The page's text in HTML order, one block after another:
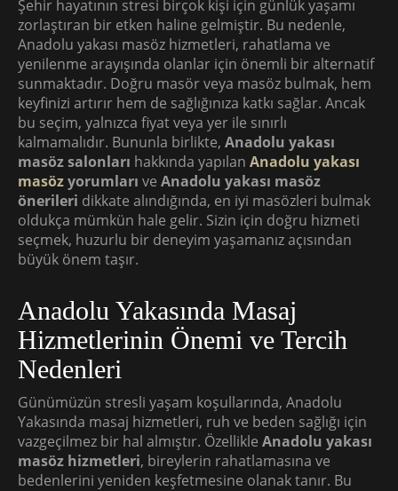
Şehir hayatının stresi birçok kişi için günlük yaşamı
zorlaştıran bir etken haline gelmiştir. Bu nedenle,
Anadolu yakası masöz hizmetleri, rahatlama ve
yenilenme arayışında olanlar için önemli bir alternatif
sunmaktadır. Doğru masör veya masöz bulmak, hem
keyfinizi artırır hem de sağlığınıza katkı sağlar. Ancak
bu seçim, yalnızca fiyat veya yer ile sınırlı
kalmamalıdır. Bununla birlikte, Anadolu yakası
masöz salonları hakkında yapılan Anadolu yakası
masözyorumları ve Anadolu yakası masöz
önerileri dikkate alındığında, en iyi masözleri bulmak
oldukça mümkün hale gelir. Sizin için doğru hizmeti
seçmek, huzurlu bir deneyim yaşamanız açısından
büyük önem taşır.
Anadolu Yakasında Masaj
Hizmetlerinin Önemi ve Tercih
Nedenleri
Günümüzün stresli yaşam koşullarında, Anadolu
Yakasında masaj hizmetleri, ruh ve beden sağlığı için
vazgeçilmez bir hal almıştır. Özellikle Anadolu yakası
masöz hizmetleri, bireylerin rahatlamasına ve
bedenlerini yeniden keşfetmesine olanak tanır. Bu